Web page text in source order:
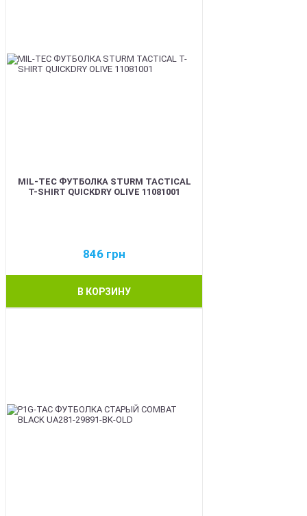
MIL-TEC ФУТБОЛКА STURM TACTICAL
T-SHIRT QUICKDRY OLIVE 11081001
846 грн
В КОРЗИНУ